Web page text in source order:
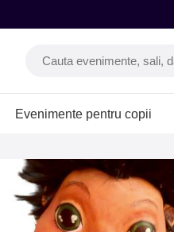
Evenimente pentru copii